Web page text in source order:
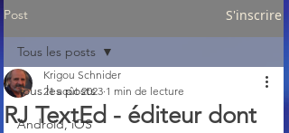
Post S'inscrire
Tous les posts
Android, iOS
Tous les posts
RJ TextEd - éditeur dont
Krigou Schnider
21 août 2023 1 min de lecture